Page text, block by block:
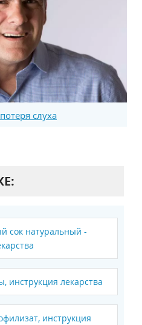
слуха
сок натуральный -
инструкция лекарства
инструкция